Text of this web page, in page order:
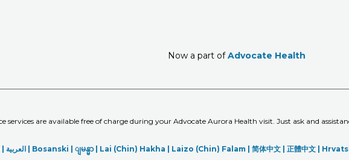
Now a part ofAdvocate Health
services are available free of charge during your Advocate Aurora Health visit. Just ask and
| العربیة | Bosanski | ျမန္မာ| Lai (Chin) Hakha | Laizo (Chin) Falam | 简体中文 | 正體中文 |